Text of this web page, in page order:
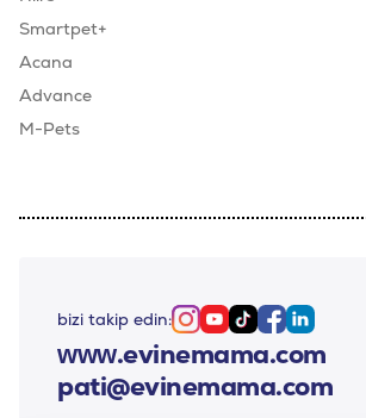
Smartpet+
Acana
Advance
M-Pets
bizi takip edin: Instagram
Youtube
TiktokFacebook
Linkedin
www.evinemama.com
pati@evinemama.com